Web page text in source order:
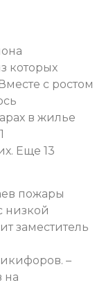
которых
с ростом
в жилье
Еще 13
пожары
низкой
заместитель
–
на